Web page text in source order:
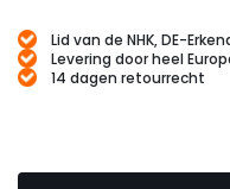
Lid van de NHK, DE-
Levering door heel
14 dagen retourrecht